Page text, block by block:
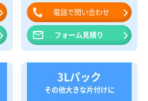
電話で問い合わせ
フォーム見積り
3Lパック
その他大きな片付けに